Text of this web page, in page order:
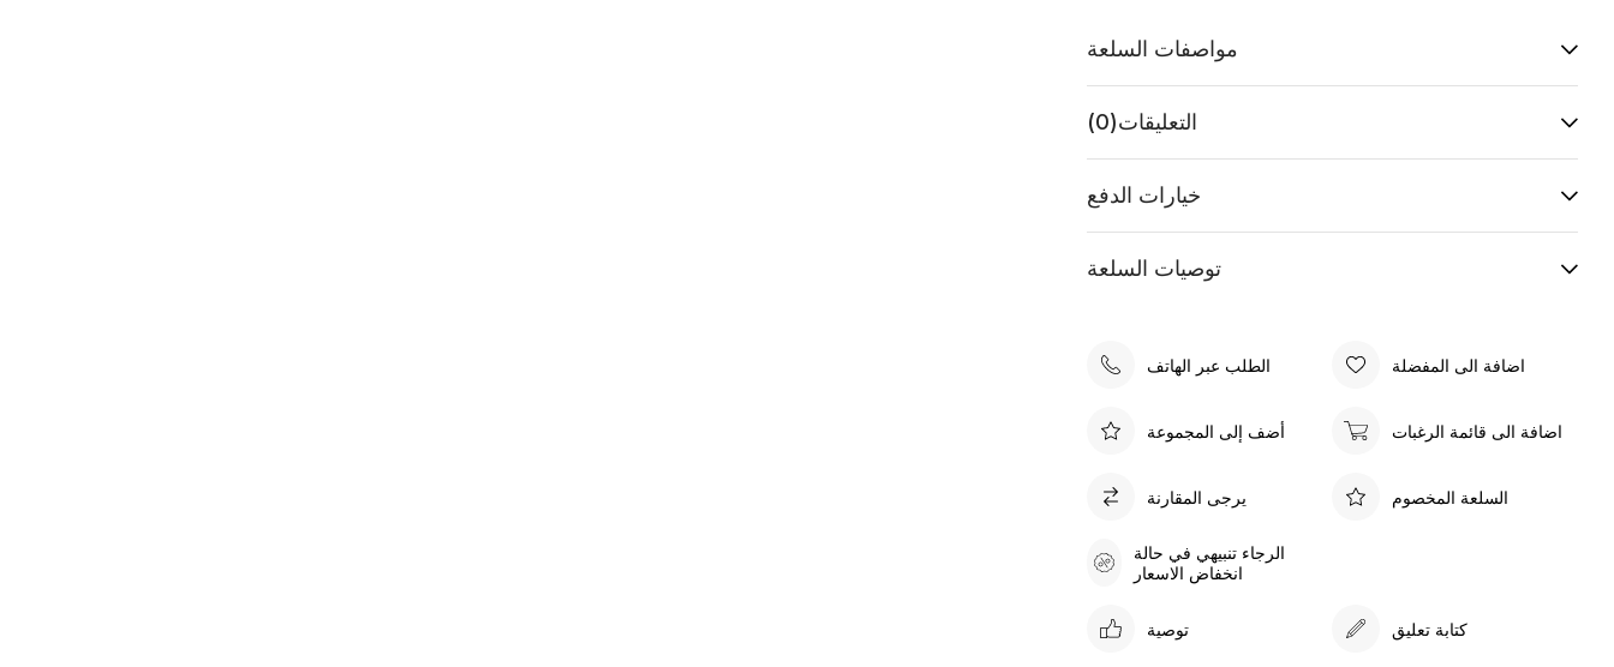
مواصفات السلعة
التعليقات(0)
خيارات الدفع
توصيات السلعة
الطلب عبر الهاتف اضافة الى المفضلة
أضف إلى المجموعة اضافة الى قائمة الرغبات
يرجى المقارنة السلعة المخصوم
الرجاء تنبيهي في حالة
انخفاض الاسعار
توصية كتابة تعليق